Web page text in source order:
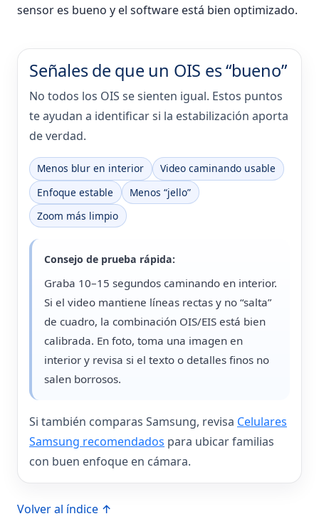
sensor es bueno y el software está bien optimizado.
Señales de que un OIS es “bueno”
No todos los OIS se sienten igual. Estos puntos
te ayudan a identificar si la estabilización aporta
de verdad.
Menos blur en interior
Video caminando usable
Enfoque estable
Menos “jello”
Zoom más limpio
Consejo de prueba rápida:
Graba 10–15 segundos caminando en interior.
Si el video mantiene líneas rectas y no “salta”
de cuadro, la combinación OIS/EIS está bien
calibrada. En foto, toma una imagen en
interior y revisa si el texto o detalles finos no
salen borrosos.
Si también comparas Samsung, revisa Celulares
Samsung recomendados para ubicar familias
con buen enfoque en cámara.
Volver al índice ↑